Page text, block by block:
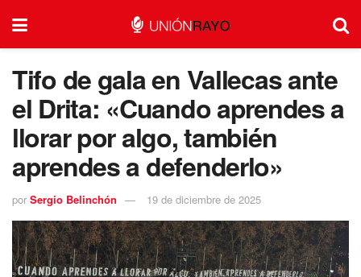
Tifo de gala en Vallecas ante
el Drita: «Cuando aprendes a
llorar por algo, también
aprendes a defenderlo»
por Sergio Belinchón 19 de diciembre de 2025